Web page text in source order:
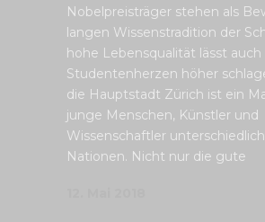
Nobelpreisträger stehen als
langen Wissenstradition der
hohe Lebensqualität lässt auch
Studentenherzen höher
die Hauptstadt Zürich ist ein
junge Menschen, Künstler und
Wissenschaftler
Nationen. Nicht nur die gute